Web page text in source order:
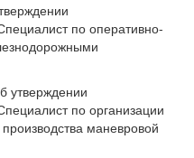
по оперативно-
утверждении
по организации
маневровой